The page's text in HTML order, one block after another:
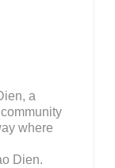
a
where
Dien.